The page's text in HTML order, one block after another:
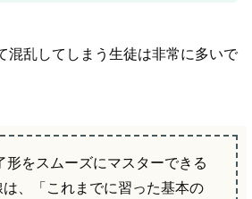
混乱してしまう生徒は非常に多いで
形をスムーズにマスターできる
、「これまでに習った基本の